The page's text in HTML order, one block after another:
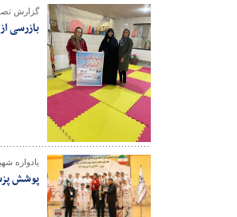
گزارش
بازرسی
یادواره
پوشش